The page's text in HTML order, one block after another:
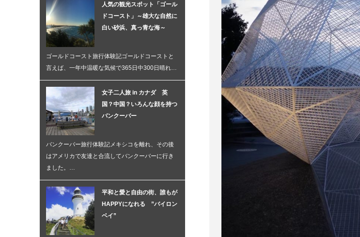
人気の観光スポット「ゴール
ドコースト」～雄大な自然に
白い砂浜、真っ青な海～
ゴールドコースト旅行体験記ゴールドコーストと
言えば、一年中温暖な気候で365日中300日晴れ…
女子二人旅 in カナダ 英
国？中国？いろんな顔を持つ
バンクーバー
バンクーバー旅行体験記メキシコを離れ、その後
はアメリカで友達と合流してバンクーバーに行き
ました。…
平和と愛と自由の街、誰もが
HAPPYになれる ”バイロン
ベイ”